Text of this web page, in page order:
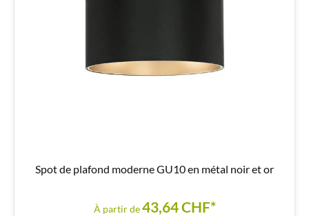
Spot de plafond moderne GU10 en métal noir et or
À partir de43,64 CHF*